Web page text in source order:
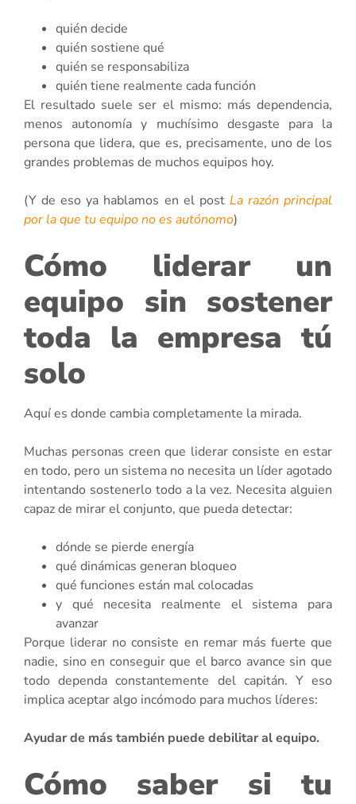
quién decide
quién sostiene qué
quién se responsabiliza
quién tiene realmente cada función
El resultado suele ser el mismo: más dependencia,
menos autonomía y muchísimo desgaste para la
persona que lidera, que es, precisamente, uno de los
grandes problemas de muchos equipos hoy.
(Y de eso ya hablamos en el post La razón principal
por la que tu equipo no es autónomo)
Cómo liderar un
equipo sin sostener
toda la empresa tú
solo
Aquí es donde cambia completamente la mirada.
Muchas personas creen que liderar consiste en estar
en todo, pero un sistema no necesita un líder agotado
intentando sostenerlo todo a la vez. Necesita alguien
capaz de mirar el conjunto, que pueda detectar:
dónde se pierde energía
qué dinámicas generan bloqueo
qué funciones están mal colocadas
y qué necesita realmente el sistema para
avanzar
Porque liderar no consiste en remar más fuerte que
nadie, sino en conseguir que el barco avance sin que
todo dependa constantemente del capitán. Y eso
implica aceptar algo incómodo para muchos líderes:
Ayudar de más también puede debilitar al equipo.
Cómo saber si tu